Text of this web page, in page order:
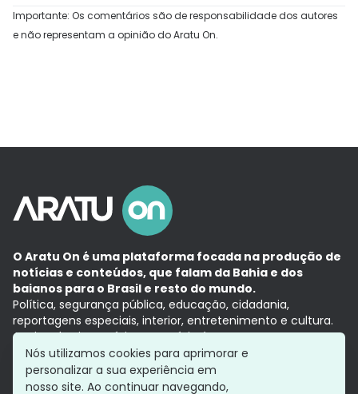
Importante: Os comentários são de responsabilidade dos autores
e não representam a opinião do Aratu On.
O Aratu On é uma plataforma focada na produção de
notícias e conteúdos, que falam da Bahia e dos
baianos para o Brasil e resto do mundo.
Política, segurança pública, educação, cidadania,
reportagens especiais, interior, entretenimento e cultura.
Aqui, tudo vira notícia e a notícia é no tempo presente,
com a credibilidade do Grupo Aratu.
Grupo Aratu
Política de privacidade
Nós utilizamos cookies para aprimorar e
personalizar a sua experiência em
nosso site. Ao continuar navegando,